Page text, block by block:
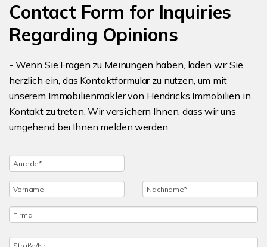
Contact Form for Inquiries
Regarding Opinions
- Wenn Sie Fragen zu Meinungen haben, laden wir Sie
herzlich ein, das Kontaktformular zu nutzen, um mit
unserem Immobilienmakler von Hendricks Immobilien in
Kontakt zu treten. Wir versichern Ihnen, dass wir uns
umgehend bei Ihnen melden werden.